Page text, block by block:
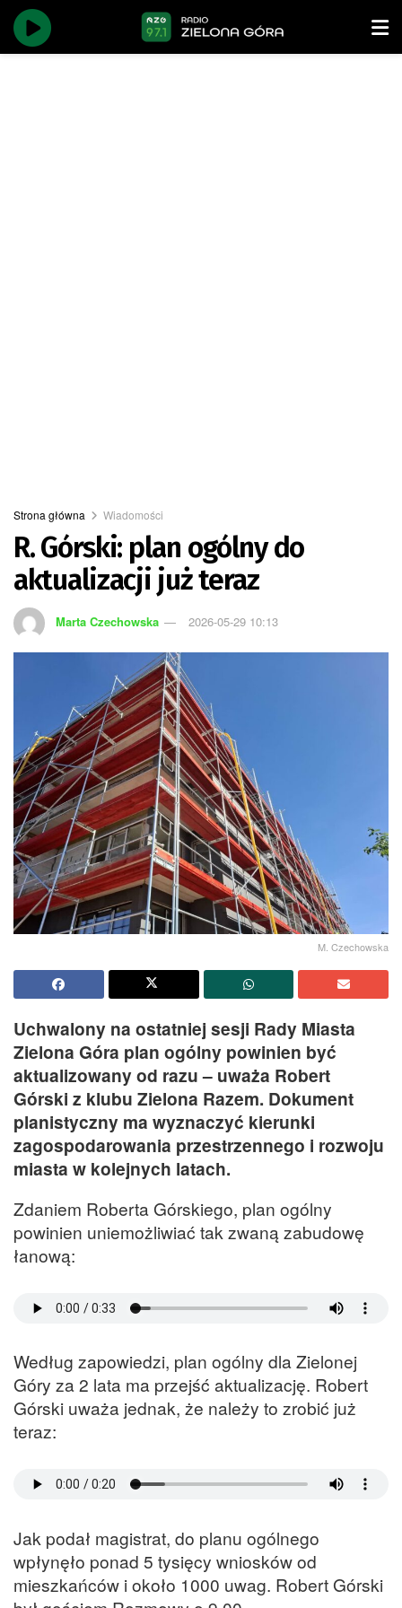
Strona główna Wiadomości
R. Górski: plan ogólny do
aktualizacji już teraz
Marta Czechowska 2026-05-29 10:13
M. Czechowska
Uchwalony na ostatniej sesji Rady Miasta
Zielona Góra plan ogólny powinien być
aktualizowany od razu – uważa Robert
Górski z klubu Zielona Razem. Dokument
planistyczny ma wyznaczyć kierunki
zagospodarowania przestrzennego i rozwoju
miasta w kolejnych latach.
Zdaniem Roberta Górskiego, plan ogólny
powinien uniemożliwiać tak zwaną zabudowę
łanową:
Według zapowiedzi, plan ogólny dla Zielonej
Góry za 2 lata ma przejść aktualizację. Robert
Górski uważa jednak, że należy to zrobić już
teraz:
Jak podał magistrat, do planu ogólnego
wpłynęło ponad 5 tysięcy wniosków od
mieszkańców i około 1000 uwag. Robert Górski